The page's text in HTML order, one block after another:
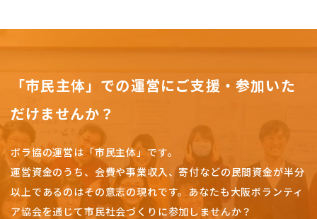
「市民主体」での運営にご支援・参加いた
だけませんか？
ボラ協の運営は「市民主体」です。
運営資金のうち、会費や事業収入、寄付などの民間資金が半分
以上であるのはその意志の現れです。 あなたも大阪ボランティ
ア協会を通じて市民社会づくりに参加しませんか？